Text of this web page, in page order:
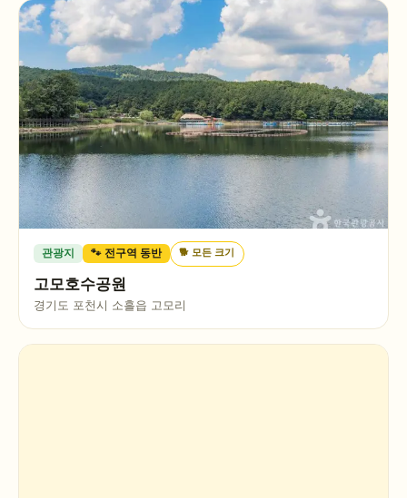
관광지 🐾 전구역 동반 🐕모든 크기
고모호수공원
경기도 포천시 소흘읍 고모리